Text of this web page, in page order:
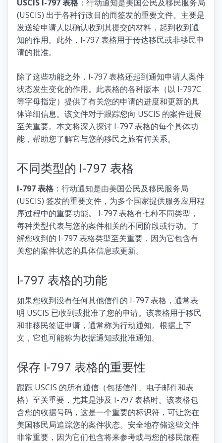
USCIS I-797 表格 ：行动通知是美国公民及移民服务局
(USCIS) 出于各种行政目的而签发的重要文件。主要是
发送给申请人以确认收到其提交的材料，起到收到通
知的作用。此外，I-797 表格用于传达移民或非移民申
请的批准。
除了这些功能之外，I-797 表格还起到通知申请人案件
状态发生变化的作用。此表格的各种版本（以 I-797C
等字母指定）提供了有关您的申请的进度和更新的具
体详细信息。该文件对于跟踪您向 USCIS 的案件进展
至关重要。本文将深入探讨 I-797 表格的每个具体功
能，帮助您了解它与您的移民之旅有何关系。
不同类型的 I-797 表格
I-797 表格 ：行动通知是由美国公民及移民服务局
(USCIS) 签发的重要文件，为多个国家提供服务应用程
序过程中的重要功能。 I-797 表格有七种不同类型，
每种类型代表与您的案件相关的不同阶段或行动。了
解您收到的 I-797 表格类型至关重要，因为它包含有
关您的案件状态的具体信息或更新。
I-797 表格的功能
如果您收到没有任何其他信件的 I-797 表格，通常表
明 USCIS 已收到或批准了您的申请。该表格用于移民
和非移民签证申请，通常称为行动通知。根据上下
文，它也可能称为收据通知或批准通知。
保存 I-797 表格的重要性
跟踪 USCIS 的所有通信（包括信件、电子邮件和表
格）至关重要，尤其是涉及 I-797 表格时。该表格包
含您的收据号码，这是一个重要的标识符，可让您在
美国移民局追踪您的案件状态。安全地存储这些文件
非常重要，因为它们包含将来参考或与您的移民旅程